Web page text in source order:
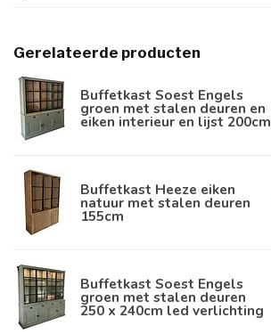
Gerelateerde producten
Buffetkast Soest Engels
groen met stalen deuren en
eiken interieur en lijst 200cm
Buffetkast Heeze eiken
natuur met stalen deuren
155cm
Buffetkast Soest Engels
groen met stalen deuren
250 x 240cm led verlichting